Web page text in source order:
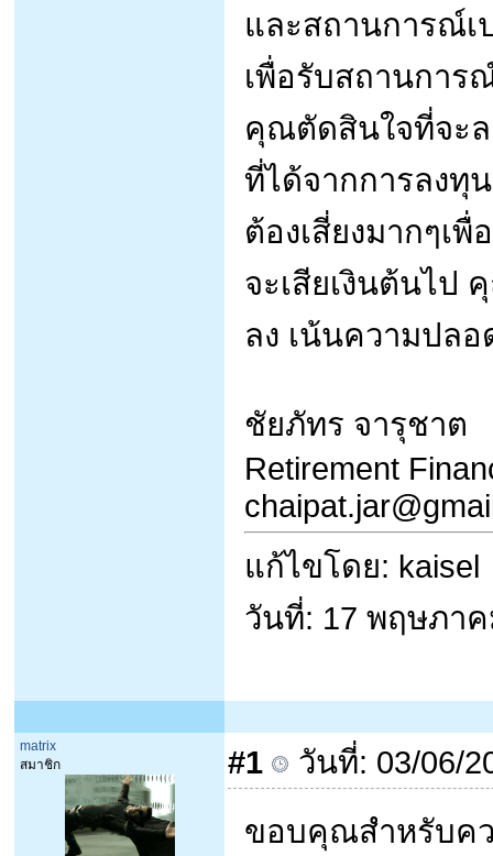
และสถานการณ์เ
เพื่อรับสถานการ
คุณตัดสินใจที่จะล
ที่ได้จากการลงทุ
ต้องเสี่ยงมากๆเ
จะเสียเงินต้นไป
ลง เน้นความปล
ชัยภัทร จารุชาต
Retirement
แก้ไขโดย: kaisel
วันที่: 17 พฤษภาค
matrix
สมาชิก
#1
วันที่: 03/06/
ขอบคุณสำหรับค